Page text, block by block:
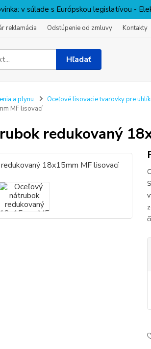
v súlade s Európskou legislatívou -
reklamácia Odstúpenie od zmluvy Kontakty
Hľadať
a plynu Oceľové lisovacie tvarovky pre
MF lisovací
redukovaný